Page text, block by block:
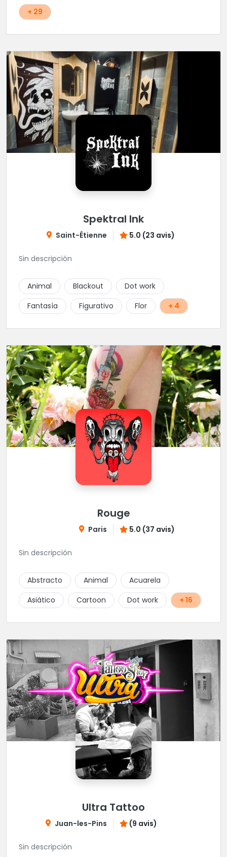
+ 29
Spektral Ink
Saint-Étienne 5.0 (23 avis)
Sin descripción
Animal Blackout
Dot work
Fantasía
Figurativo Flor + 4
Rouge
Paris 5.0 (37 avis)
Sin descripción
Abstracto Animal
Acuarela
Asiático
Cartoon Dot work + 16
Ultra Tattoo
Juan-les-Pins (9 avis)
Sin descripción